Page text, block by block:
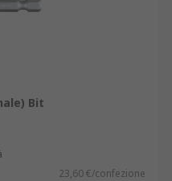
Bit
23,60 €/confezione